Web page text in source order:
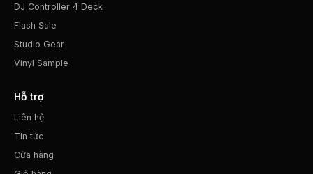
DJ Controller 4 Deck
Flash Sale
Studio Gear
Vinyl Sample
Hỗ trợ
Liên hệ
Tin tức
Cửa hàng